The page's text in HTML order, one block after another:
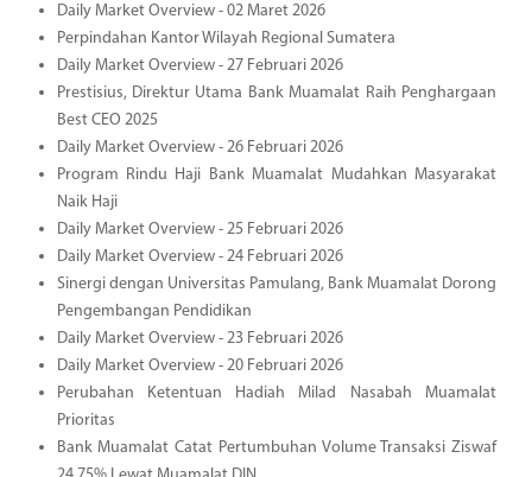
Daily Market Overview - 02 Maret 2026
Perpindahan Kantor Wilayah Regional Sumatera
Daily Market Overview - 27 Februari 2026
Prestisius, Direktur Utama Bank Muamalat Raih Penghargaan
Best CEO 2025
Daily Market Overview - 26 Februari 2026
Program Rindu Haji Bank Muamalat Mudahkan Masyarakat
Naik Haji
Daily Market Overview - 25 Februari 2026
Daily Market Overview - 24 Februari 2026
Sinergi dengan Universitas Pamulang, Bank Muamalat Dorong
Pengembangan Pendidikan
Daily Market Overview - 23 Februari 2026
Daily Market Overview - 20 Februari 2026
Perubahan Ketentuan Hadiah Milad Nasabah Muamalat
Prioritas
Bank Muamalat Catat Pertumbuhan Volume Transaksi Ziswaf